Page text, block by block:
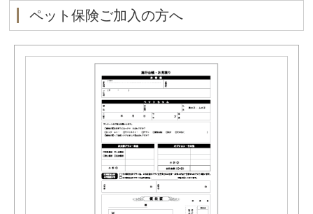
ペット保険ご加入の方へ